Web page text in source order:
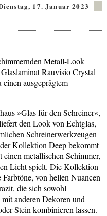
17. Januar 2023
Metall-Look
Rauvisio Crystal
ausgeprägtem
»Glas für den Schreiner«,
den Look von Echtglas,
Schreinerwerkzeugen
Kollektion Deep bekommt
einen metallischen Schimmer,
Licht spielt. Die Kollektion
Farbtöne, von hellen Nuancen
die sich sowohl
anderen Dekoren und
Stein kombinieren lassen.